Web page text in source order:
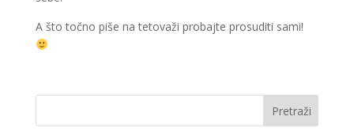
A što točno piše na tetovaži probajte prosuditi sami!